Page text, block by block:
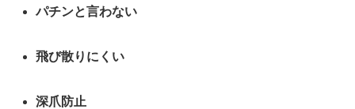
パチンと言わない
飛び散りにくい
深爪防止